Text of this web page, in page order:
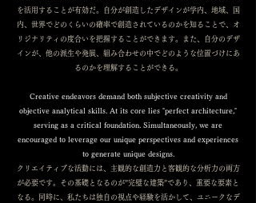
を活用することが有効だ。自分が創造したデザインが学内、地域、国
内、世界でどのくらいの確率で創造されているのかを知ることで、オ
リジナリティの度合いを把握することができます。また、自分のデザ
インが、他の派生や発展、組み合わせの中でどのような位置づけにあ
るのかを理解することができる。
Creative endeavors demand both subjective creativity and
objective analytical skills. At its core lies "perfect architecture,"
serving as a critical foundation. Simultaneously, we are
encouraged to leverage our unique perspectives and experiences
to generate unique designs.
クリエイティブな活動には、主観的な創造力と客観的な分析力の両方
が必要です。その基礎となるのが”完璧な建築”であり、重要な要素と
なる。同時に、私たちは独自の視点や経験を活かして、ユニークなデ